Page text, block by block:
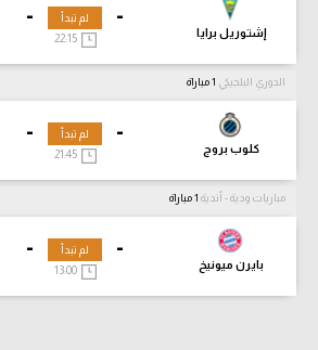
-
إشتوريل برايا
- لم تبدأ
22:15
الدوري البلجيكي
-
كلوب بروج
- لم تبدأ
21:45
مباريات ودية - أندية
-
بايرن ميونيخ
- لم تبدأ
13:00